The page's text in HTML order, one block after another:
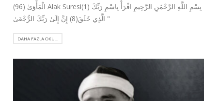
الْمَأْوَىٰ (96) Alak Suresi(1) بِسْمِ اللَّهِ الرَّحْمَٰنِ الرَّحِيمِ اقْرَأْ بِاسْمِ رَبِّكَ
الَّذِي خَلَقَ(8) إِنَّ إِلَىٰ رَبِّكَ الرُّجْعَىٰ "
DAHA FAZLA OKU...